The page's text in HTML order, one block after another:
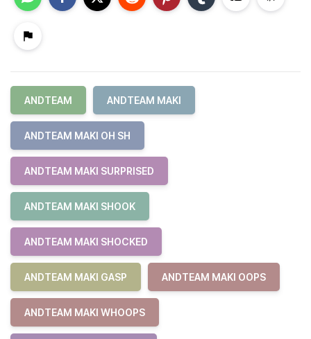
ANDTEAM ANDTEAM MAKI
ANDTEAM MAKI OH SH
ANDTEAM MAKI SURPRISED
ANDTEAM MAKI SHOOK
ANDTEAM MAKI SHOCKED
ANDTEAM MAKI GASP ANDTEAM MAKI OOPS
ANDTEAM MAKI WHOOPS